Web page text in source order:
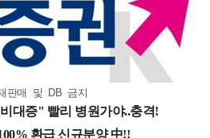
판매 및 DB 금지